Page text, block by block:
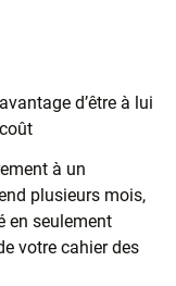
d’être à lui
à un
plusieurs mois,
en seulement
votre cahier des